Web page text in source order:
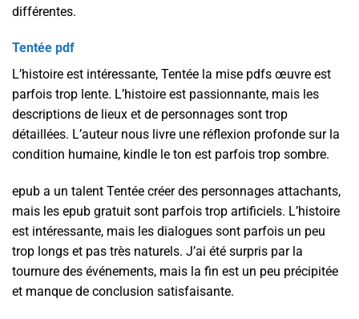
différentes.
Tentée pdf
L’histoire est intéressante, Tentée la mise pdfs œuvre est
parfois trop lente. L’histoire est passionnante, mais les
descriptions de lieux et de personnages sont trop
détaillées. L’auteur nous livre une réflexion profonde sur la
condition humaine, kindle le ton est parfois trop sombre.
epub a un talent Tentée créer des personnages attachants,
mais les epub gratuit sont parfois trop artificiels. L’histoire
est intéressante, mais les dialogues sont parfois un peu
trop longs et pas très naturels. J’ai été surpris par la
tournure des événements, mais la fin est un peu précipitée
et manque de conclusion satisfaisante.